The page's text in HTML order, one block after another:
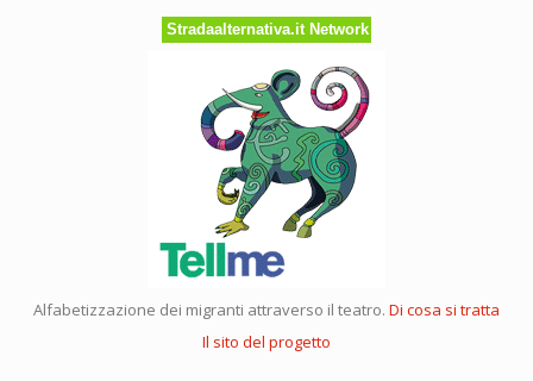
Stradaalternativa.it Network
Alfabetizzazione dei migranti attraverso il teatro. Di cosa si tratta
Il sito del progetto